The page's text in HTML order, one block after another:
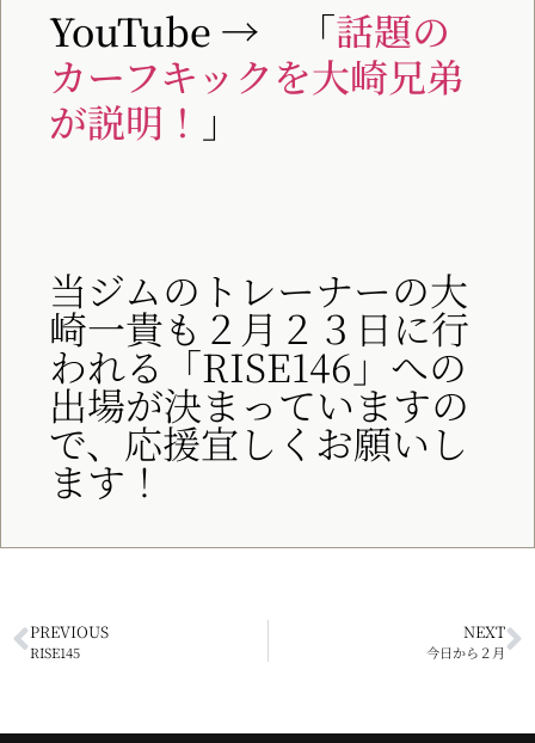
YouTube → 「話題の
カーフキックを大崎兄弟
が説明！ 」
当ジムのトレーナーの大
崎一貴も２月２３日に行
われる「RISE146」への
出場が決まっていますの
で、応援宜しくお願いし
ます！
PREVIOUS
RISE145
NEXT
今日から２月